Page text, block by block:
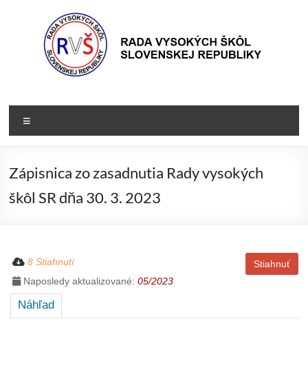
Rada
VŠ
škôl
Zápisnica zo zasadnutia Rady vysokých
škôl SR dňa 30. 3. 2023
Stiahnuť
8 Stiahnutí
Naposledy aktualizované:05/2023
Náhľad